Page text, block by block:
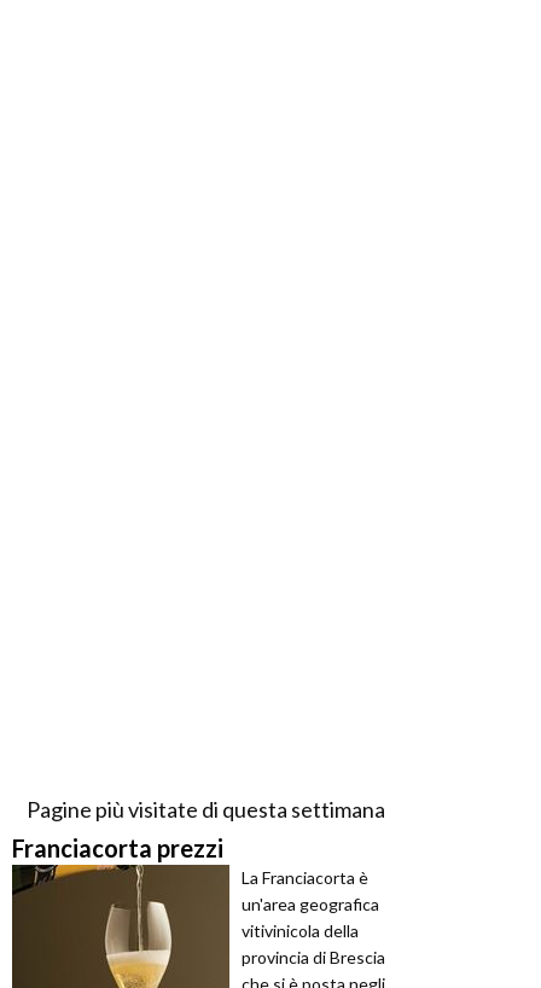
Pagine più visitate di questa settimana
Franciacorta prezzi
La Franciacorta è
un'area geografica
vitivinicola della
provincia di Brescia